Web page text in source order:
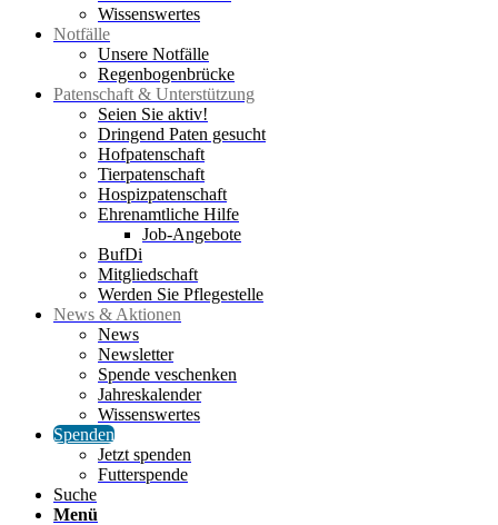
Wissenswertes
Notfälle
Unsere Notfälle
Regenbogenbrücke
Patenschaft & Unterstützung
Seien Sie aktiv!
Dringend Paten gesucht
Hofpatenschaft
Tierpatenschaft
Hospizpatenschaft
Ehrenamtliche Hilfe
Job-Angebote
BufDi
Mitgliedschaft
Werden Sie Pflegestelle
News & Aktionen
News
Newsletter
Spende veschenken
Jahreskalender
Wissenswertes
Spenden
Jetzt spenden
Futterspende
Suche
Menü